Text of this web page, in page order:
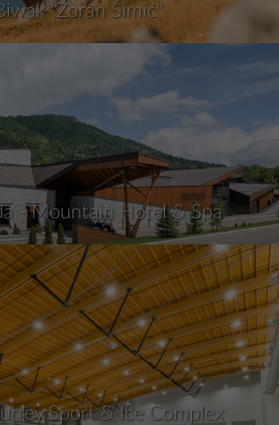
"Zoran Šimić"
- Mountain Hotel & Spa
Sport & Ice Complex